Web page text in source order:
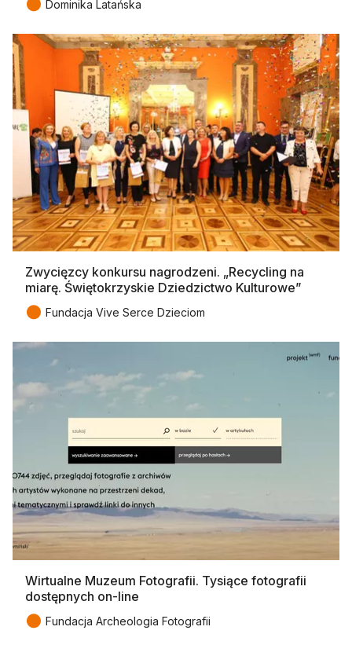
● Dominika Latańska
Zwycięzcy konkursu nagrodzeni. „Recycling na
miarę. Świętokrzyskie Dziedzictwo Kulturowe”
● Fundacja Vive Serce Dzieciom
Wirtualne Muzeum Fotografii. Tysiące fotografii
dostępnych on-line
● Fundacja Archeologia Fotografii